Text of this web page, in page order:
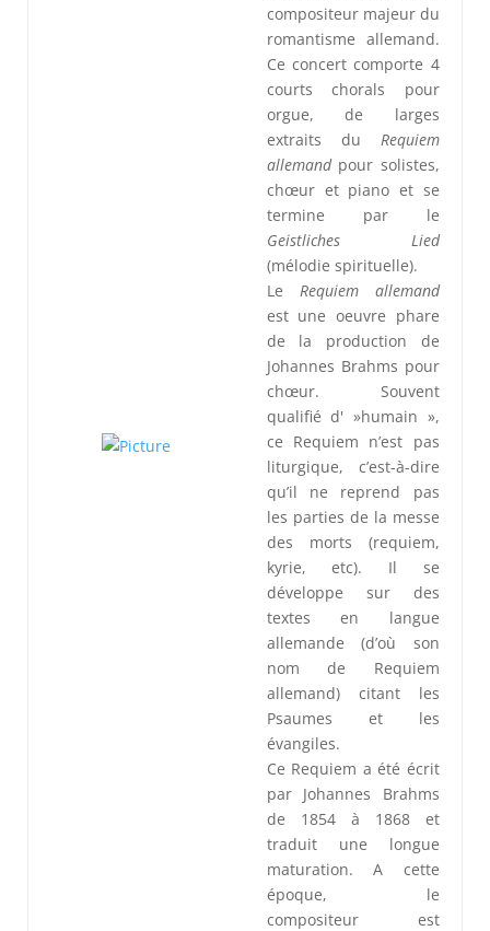
compositeur majeur du
romantisme allemand.
Ce concert comporte 4
courts chorals pour
orgue, de larges
extraits du Requiem
allemandpour solistes,
chœur et piano et se
termine par le
Geistliches Lied
(mélodie spirituelle).
Le Requiem allemand
est une oeuvre phare
de la production de
Johannes Brahms pour
chœur. Souvent
qualifié d' »humain »,
ce Requiem n’est pas
liturgique, c’est-à-dire
qu’il ne reprend pas
les parties de la messe
des morts (requiem,
kyrie, etc). Il se
développe sur des
textes en langue
allemande (d’où son
nom de Requiem
allemand) citant les
Psaumes et les
évangiles.
Ce Requiem a été écrit
par Johannes Brahms
de 1854 à 1868 et
traduit une longue
maturation. A cette
époque, le
compositeur est